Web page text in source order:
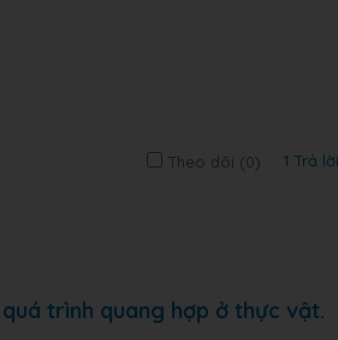
Theo dõi (0) 1 Trả lời
trình quang hợp ở thực vật.